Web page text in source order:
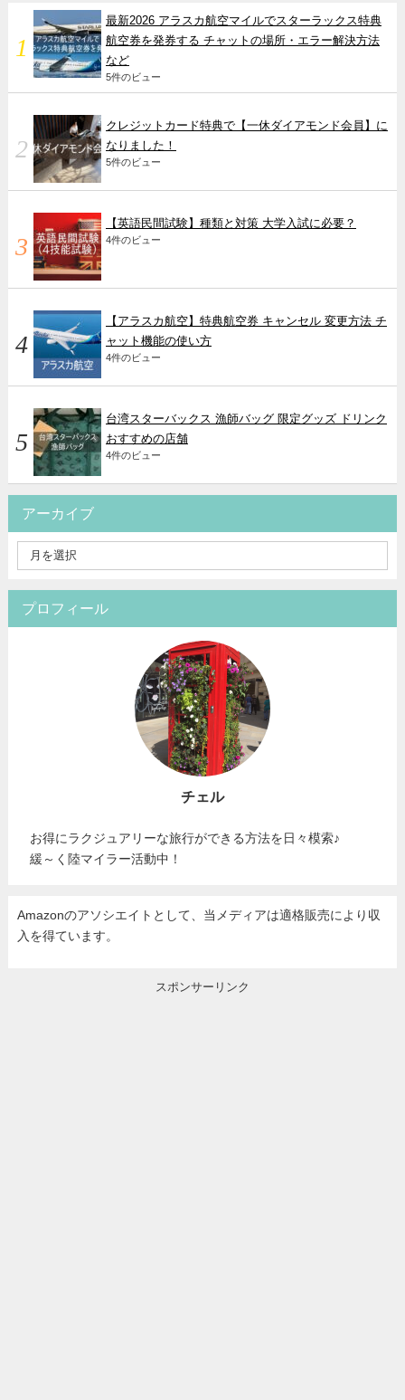
最新2026 アラスカ航空マイルでスターラックス特典
航空券を発券する チャットの場所・エラー解決方法
など
5件のビュー
クレジットカード特典で【一休ダイアモンド会員】に
なりました！
5件のビュー
【英語民間試験】種類と対策 大学入試に必要？
4件のビュー
【アラスカ航空】特典航空券 キャンセル 変更方法 チ
ャット機能の使い方
4件のビュー
台湾スターバックス 漁師バッグ 限定グッズ ドリンク
おすすめの店舗
4件のビュー
アーカイブ
プロフィール
チェル
お得にラクジュアリーな旅行ができる方法を日々模索♪
緩～く陸マイラー活動中！
Amazonのアソシエイトとして、当メディアは適格販売により収
入を得ています。
スポンサーリンク